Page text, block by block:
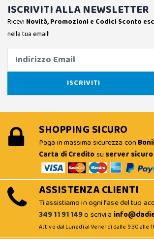
ISCRIVITI ALLA NEWSLETTER
Ricevi Novità, Promozioni e Codici Sconto
nella tua email!
SHOPPING SICURO
Paga in massima sicurezza con
Carta di Creditosu server
ASSISTENZA CLIENTI
Ti assistiamo in ogni fase del tuo
349 11 91 149o scrivi a
Attivo dal Lunedì al Venerdì dalle 9:30 alle